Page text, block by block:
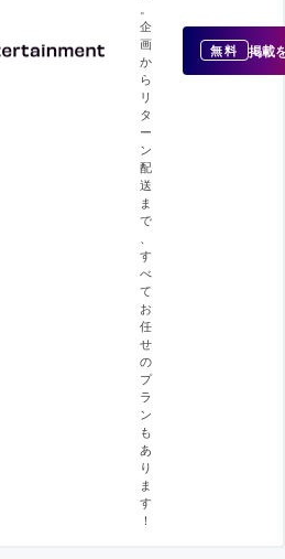
企
画
か
ら
リ
タ
ー
ン
配
送
ま
で
す
べ
て
お
任
せ
の
プ
ラ
ン
も
あ
り
ま
す
！
無料 掲載